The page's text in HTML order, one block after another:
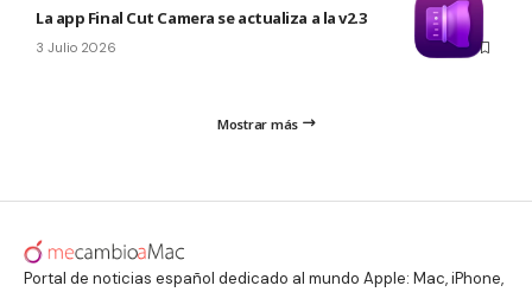
La app Final Cut Camera se actualiza a la v2.3
3 Julio 2026
Mostrar más
Portal de noticias español dedicado al mundo Apple: Mac, iPhone,